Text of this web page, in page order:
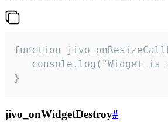
function
console.log("Widget is
}
jivo_onWidgetDestroy#